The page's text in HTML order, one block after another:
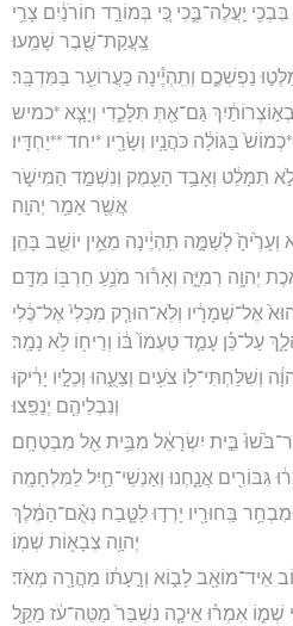
יַֽעֲלֶה־בֶּ֑כִי כִּ֚י בְּמוֹרַ֣ד חוֹרֹנַ֔יִם צָרֵ֥י
צַֽעֲקַת־שֶׁ֖בֶר שָׁמֵֽעוּ׃
נַפְשְׁכֶ֑ם וְתִֽהְיֶ֕ינָה כַּעֲרוֹעֵ֖ר בַּמִּדְבָּֽר׃
גַּם־אַ֖תְּ תִּלָּכֵ֑דִי וְיָצָ֤א *כמיש
בַּגּוֹלָ֔ה כֹּהֲנָ֥יו וְשָׂרָ֖יו *יחד **יַחְדָּֽיו׃
לֹ֣א תִמָּלֵ֔ט וְאָבַ֥ד הָעֵ֖מֶק וְנִשְׁמַ֣ד הַמִּישֹׁ֑ר
אֲשֶׁ֖ר אָמַ֥ר יְהוָֽה׃
וְעָרֶ֙יהָ֙ לְשַׁמָּ֣ה תִֽהְיֶ֔ינָה מֵאֵ֥ין יוֹשֵׁ֖ב בָּהֵֽן׃
יְהוָ֖ה רְמִיָּ֑ה וְאָר֕וּר מֹנֵ֥עַ חַרְבּ֖וֹ מִדָּֽם׃
אֶל־שְׁמָרָ֔יו וְלֹֽא־הוּרַ֤ק מִכְּלִי֙ אֶל־כֶּ֔לִי
עַל־כֵּ֗ן עָמַ֤ד טַעְמוֹ֙ בּ֔וֹ וְרֵיח֖וֹ לֹ֥א נָמָֽר׃
וְשִׁלַּחְתִּי־ל֥וֹ צֹעִ֖ים וְצֵעֻ֑הוּ וְכֵלָ֣יו יָרִ֔יקוּ
וְנִבְלֵיהֶ֖ם יְנַפֵּֽצוּ׃
בֵּ֣ית יִשְׂרָאֵ֔ל מִבֵּ֥ית אֵ֖ל מִבְטֶחָֽם׃
גִּבּוֹרִ֖ים אֲנָ֑חְנוּ וְאַנְשֵׁי־חַ֖יִל לַמִּלְחָמָֽה׃
בַּֽחוּרָ֖יו יָרְד֣וּ לַטָּ֑בַח נְאֻ֨ם־הַמֶּ֔לֶךְ
יְהוָ֥ה צְבָא֖וֹת שְׁמֽוֹ׃
אֵיד־מוֹאָ֖ב לָב֑וֹא וְרָ֣עָת֔וֹ מִהֲרָ֖ה מְאֹֽד׃
שְׁמ֑וֹ אִמְר֗וּ אֵיכָ֤ה נִשְׁבַּר֙ מַטֵּה־עֹ֔ז מַקֵּ֖ל